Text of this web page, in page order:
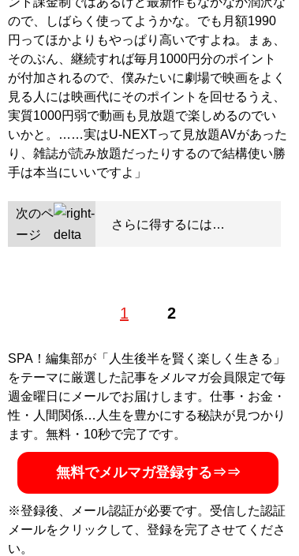
ので、しばらく使ってようかな。でも月額1990
円ってほかよりもやっぱり高いですよね。まぁ、
そのぶん、継続すれば毎月1000円分のポイント
が付加されるので、僕みたいに劇場で映画をよく
見る人には映画代にそのポイントを回せるうえ、
実質1000円弱で動画も見放題で楽しめるのでい
いかと。……実はU-NEXTって見放題AVがあった
り、雑誌が読み放題だったりするので結構使い勝
手は本当にいいですよ」
次のペ
ージ
さらに得するには…
1 2
SPA！編集部が「人生後半を賢く楽しく生きる」
をテーマに厳選した記事をメルマガ会員限定で毎
週金曜日にメールでお届けします。仕事・お金・
性・人間関係…人生を豊かにする秘訣が見つかり
ます。無料・10秒で完了です。
無料でメルマガ登録する⇒⇒
※登録後、メール認証が必要です。受信した認証
メールをクリックして、登録を完了させてくださ
い。